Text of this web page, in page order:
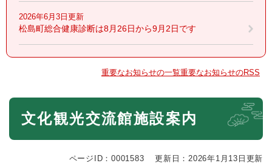
2026年6月3日更新
松島町総合健康診断は8月26日から9月2日です
重要なお知らせの一覧重要なお知らせのRSS
本
文化観光交流館施設案内
ページID：0001583 更新日：2026年1月13日更新